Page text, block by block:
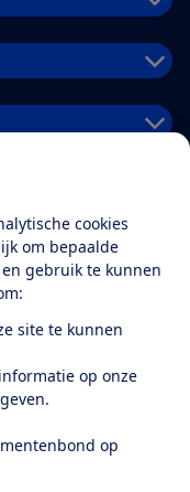
cookies
om bepaalde
gebruik te kunnen
site te kunnen
op onze
op